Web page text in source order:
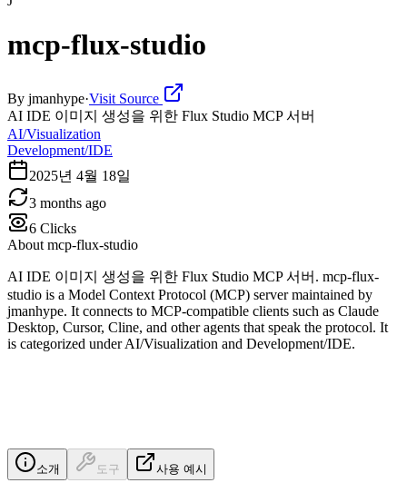
mcp-flux-studio
By jmanhype·Visit Source
AI IDE 이미지 생성을 위한 Flux Studio MCP 서버
AI/Visualization
Development/IDE
2025년 4월 18일
3 months ago
6 Clicks
About mcp-flux-studio
AI IDE 이미지 생성을 위한 Flux Studio MCP 서버. mcp-flux-
studio is a Model Context Protocol (MCP) server maintained by
jmanhype. It connects to MCP-compatible clients such as Claude
Desktop, Cursor, Cline, and other agents that speak the protocol. It
is categorized under AI/Visualization and Development/IDE.
소개 도구 사용 예시